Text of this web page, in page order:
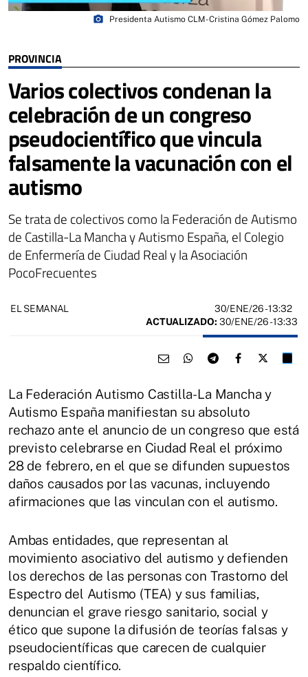
PROVINCIA
Varios colectivos condenan la
celebración de un congreso
pseudocientífico que vincula
falsamente la vacunación con el
autismo
Se trata de colectivos como la Federación de Autismo
de Castilla-La Mancha y Autismo España, el Colegio
de Enfermería de Ciudad Real y la Asociación
PocoFrecuentes
photo_camera Presidenta Autismo CLM- Cristina Gómez Palomo
EL SEMANAL 30/ENE/26- 13:32
ACTUALIZADO: 30/ENE/26 - 13:33
La Federación Autismo Castilla-La Mancha y
Autismo España manifiestan su absoluto
rechazo ante el anuncio de un congreso que está
previsto celebrarse en Ciudad Real el próximo
28 de febrero, en el que se difunden supuestos
daños causados por las vacunas, incluyendo
afirmaciones que las vinculan con el autismo.
Ambas entidades, que representan al
movimiento asociativo del autismo y defienden
los derechos de las personas con Trastorno del
Espectro del Autismo (TEA) y sus familias,
denuncian el grave riesgo sanitario, social y
ético que supone la difusión de teorías falsas y
pseudocientíficas que carecen de cualquier
respaldo científico.